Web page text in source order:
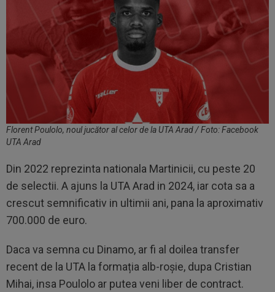
Florent Poulolo, noul jucător al celor de la UTA Arad / Foto: Facebook
UTA Arad
Din 2022 reprezinta nationala Martinicii, cu peste 20
de selectii. A ajuns la UTA Arad in 2024, iar cota sa a
crescut semnificativ in ultimii ani, pana la aproximativ
700.000 de euro.
Daca va semna cu Dinamo, ar fi al doilea transfer
recent de la UTA la formația alb-roșie, dupa Cristian
Mihai, insa Poulolo ar putea veni liber de contract.